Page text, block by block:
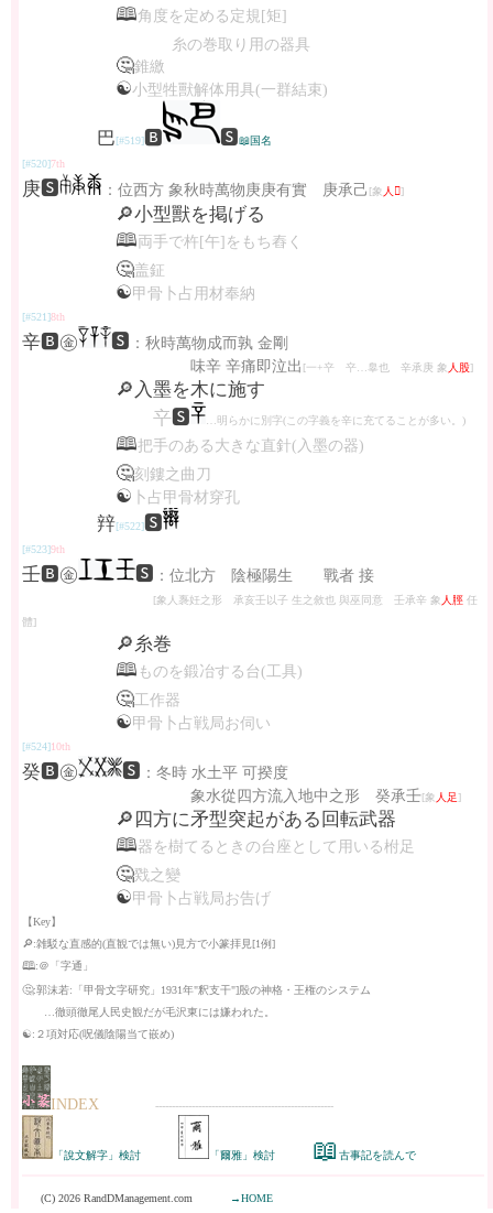
🕮角度を定める定規[矩]
糸の巻取り用の器具
🤔錐繳
☯小型牲獸解体用具(一群結束)
巴[#519]🅱 🆂📖国名
[#520]7th
庚🆂 ：位西方 象秋時萬物庚庚有實 庚承己 [象 人𪗇]
🔎小型獸を掲げる
🕮両手で杵[午]をもち舂く
🤔盖鉦
☯甲骨卜占用材奉納
[#521]8th
辛🅱㊎ 🆂 ：秋時萬物成而孰 金剛
味辛 辛痛即泣出 [一+䇂 䇂…辠也 辛承庚 象 人股]
🔎入墨を木に施す
䇂🆂 …明らかに別字(この字義を辛に充てることが多い。)
🕮把手のある大きな直針(入墨の器)
🤔刻鏤之曲刀
☯ 卜占甲骨材穿孔
辡[#522]🆂
[#523]9th
壬🅱㊎ 🆂 ：位北方 陰極陽生 戰者 接
[象人褢妊之形 承亥壬以子 生之敘也 與巫同意 壬承辛 象 人脛 任
體]
🔎糸巻
🕮 ものを鍛冶する台(工具)
🤔工作器
☯甲骨卜占戦局お伺い
[#524]10th
癸🅱㊎ 🆂 ：冬時 水土平 可揆度
象水從四方流入地中之形 癸承壬[象 人足]
🔎四方に矛型突起がある回転武器
🕮器を樹てるときの台座として用いる柎足
🤔戣之變
☯甲骨卜占戦局お告げ
【Key】
🔎:雑駁な直感的(直観では無い)見方で小篆拝見[1例]
🕮:＠「字通」
🤔:郭沫若:「甲骨文字研究」1931年"釈支干"]殷の神格・王権のシステム
…徹頭徹尾人民史観だが毛沢東には嫌われた。
☯:２項対応(呪儀陰陽当て嵌め)
INDEX ------------------------------------------------------
「說文解字」検討 「爾雅」検討 📖 古事記を読んで
(C) 2026 RandDManagement.com →HOME